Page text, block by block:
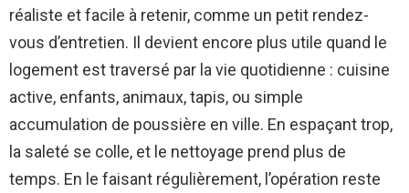
réaliste et facile à retenir, comme un petit rendez-
vous d’entretien. Il devient encore plus utile quand le
logement est traversé par la vie quotidienne : cuisine
active, enfants, animaux, tapis, ou simple
accumulation de poussière en ville. En espaçant trop,
la saleté se colle, et le nettoyage prend plus de
temps. En le faisant régulièrement, l’opération reste